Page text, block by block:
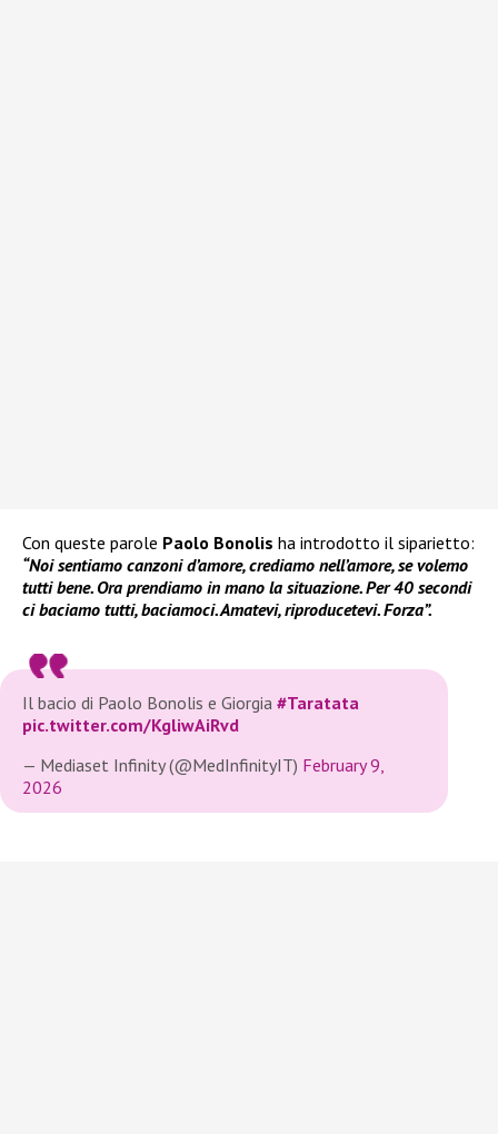
Con queste parole Paolo Bonolis ha introdotto il siparietto:
“Noi sentiamo canzoni d’amore, crediamo nell’amore, se volemo
tutti bene. Ora prendiamo in mano la situazione. Per 40 secondi
ci baciamo tutti, baciamoci. Amatevi, riproducetevi. Forza”.
Il bacio di Paolo Bonolis e Giorgia #Taratata
pic.twitter.com/KgliwAiRvd
— Mediaset Infinity (@MedInfinityIT) February 9,
2026